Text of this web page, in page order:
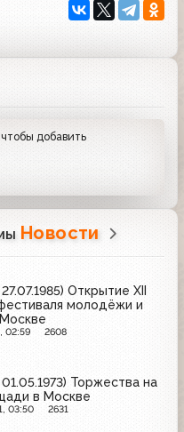
, чтобы добавить
Новости
Открытие XII
молодёжи и
02:59 2608
Торжества на
в Москве
03:50 2631